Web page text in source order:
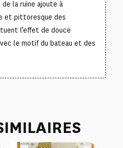
la ruine ajoute à
et pittoresque des
l’effet de douce
le motif du bateau et des